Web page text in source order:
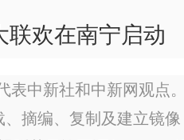
联欢在南宁启动
表中新社和中新网观点
、摘编、复制及建立镜